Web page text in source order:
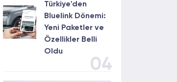
Türkiye'den
Bluelink Dönemi:
Yeni Paketler ve
Özellikler Belli
Oldu
04